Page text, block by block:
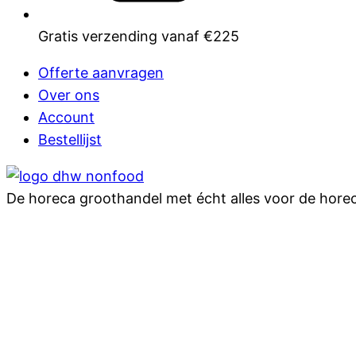
Gratis verzending vanaf €225
Offerte aanvragen
Over ons
Account
Bestellijst
De horeca groothandel met écht alles voor de